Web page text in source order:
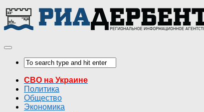
СВО на Украине
Политика
Общество
Экономика